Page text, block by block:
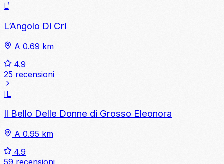
L’
L’Angolo Di Cri
A 0.69 km
4.9
25 recensioni
IL
Il Bello Delle Donne di Grosso Eleonora
A 0.95 km
4.9